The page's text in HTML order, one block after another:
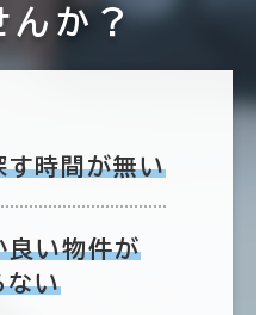
んか？
す時間が無い
良い物件が
ない